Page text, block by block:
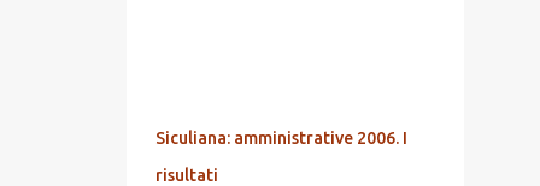
Siculiana: amministrative 2006. I
risultati